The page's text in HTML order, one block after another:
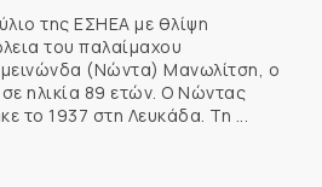
της ΕΣΗΕΑ με θλίψη
του παλαίμαχου
(Νώντα) Μανωλίτση, ο
ηλικία 89 ετών. Ο Νώντας
το 1937 στη Λευκάδα. Τη ...